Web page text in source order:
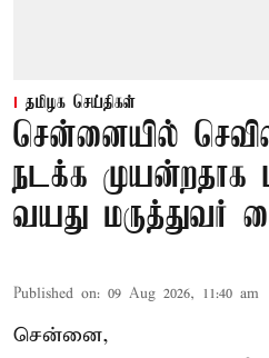
தமிழக செய்திகள்
சென்னையில்
நடக்க முயன்றதாக
வயது மருத்துவர்
Published on: 09 Aug 2026, 11:40 am
சென்னை,